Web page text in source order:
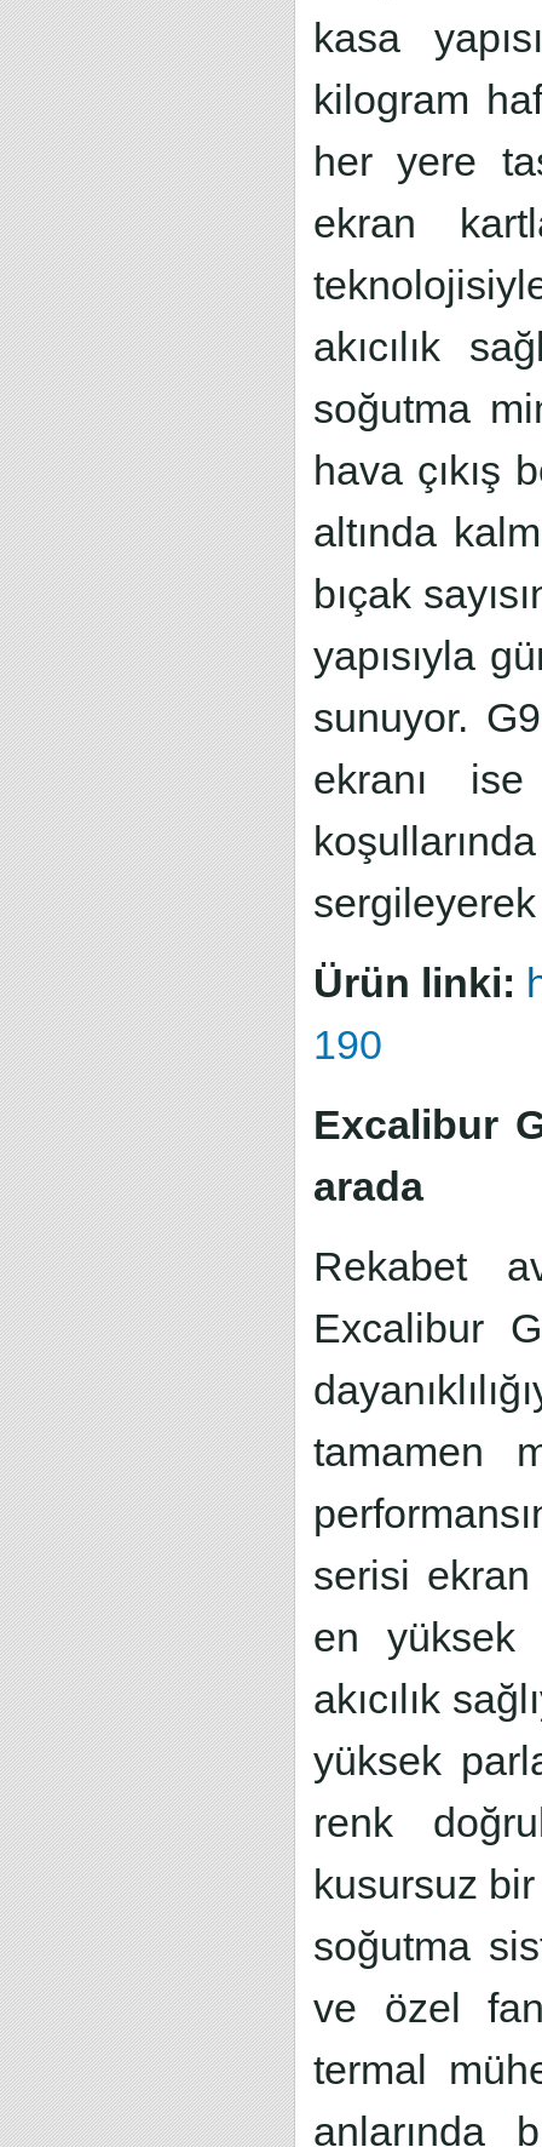
kasa
kilogram
her yere
ekran
akıcılık
soğutma
hava çıkış
altında
bıçak
yapısıyla
sunuyor.
ekranı
sergileyerek
Ürün linki:
190
Excalibur
arada
Rekabet
Excalibur
tamamen
serisi
en yüksek
akıcılık
yüksek
renk
kusursuz
soğutma
ve özel
termal
anlarında